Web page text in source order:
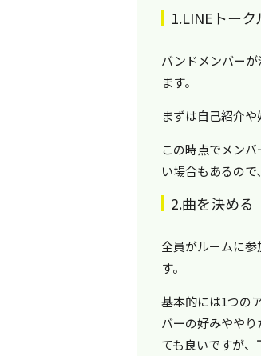
1.LINEトー
バンドメンバー
ます。
まずは自己紹介
この時点でメン
い場合もあるの
2.曲を決める
全員がルームに
す。
基本的には1つの
バーの好みやや
ても良いですが、